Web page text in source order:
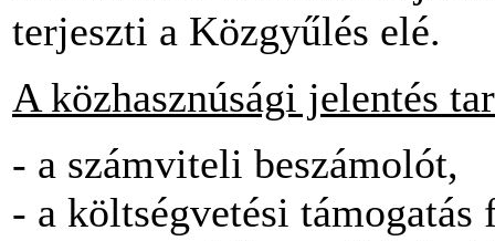
terjeszti a Közgyűlés elé.
A közhasznúsági jelentés
- a számviteli beszámolót,
- a költségvetési támogatás